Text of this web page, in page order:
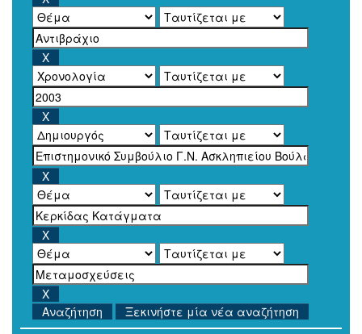
Ξεκινήστε μία νέα αναζήτηση